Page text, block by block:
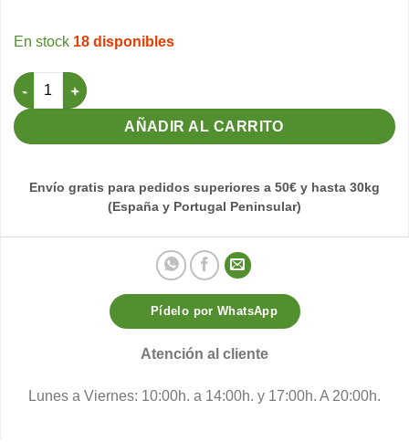
18 disponibles
Comedero ara pequeño cantidad
AÑADIR AL CARRITO
Envío gratis para pedidos superiores a 50€ y hasta 30kg
(España y Portugal Peninsular)
Pídelo por WhatsApp
Atención al cliente
Lunes a Viernes: 10:00h. a 14:00h. y 17:00h. A 20:00h.